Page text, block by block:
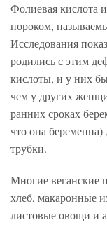
Фолиевая кислота
пороком,
Исследования
родились с этим
кислоты, и у них
чем у других
ранних сроках
что она
трубки.
Многие веганские
хлеб, макаронные
листовые овощи и